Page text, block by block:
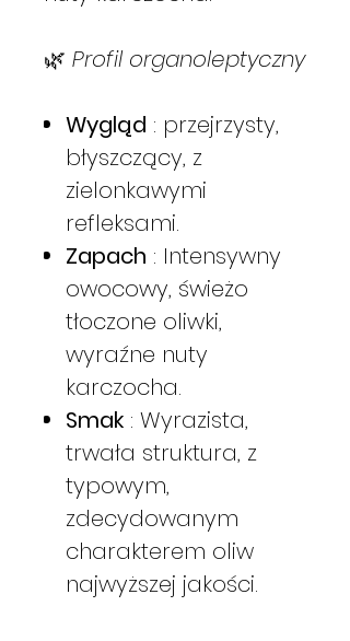
🌿 Profil organoleptyczny
Wygląd : przejrzysty,
błyszczący, z
zielonkawymi
refleksami.
Zapach : Intensywny
owocowy, świeżo
tłoczone oliwki,
wyraźne nuty
karczocha.
Smak : Wyrazista,
trwała struktura, z
typowym,
zdecydowanym
charakterem oliw
najwyższej jakości.